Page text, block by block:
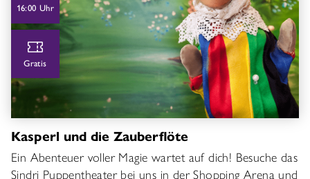
16:00 Uhr
Gratis
Kasperl und die Zauberflöte
Ein Abenteuer voller Magie wartet auf dich! Besuche das
Sindri Puppentheater bei uns in der Shopping Arena und